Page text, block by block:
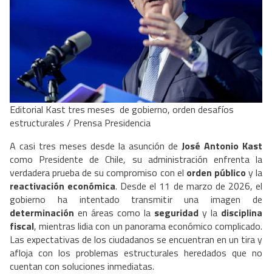
Editorial Kast tres meses de gobierno, orden desafíos
estructurales / Prensa Presidencia
A casi tres meses desde la asunción de José Antonio Kast
como Presidente de Chile, su administración enfrenta la
verdadera prueba de su compromiso con el orden público y la
reactivación económica. Desde el 11 de marzo de 2026, el
gobierno ha intentado transmitir una imagen de
determinación en áreas como la seguridad y la disciplina
fiscal, mientras lidia con un panorama económico complicado.
Las expectativas de los ciudadanos se encuentran en un tira y
afloja con los problemas estructurales heredados que no
cuentan con soluciones inmediatas.